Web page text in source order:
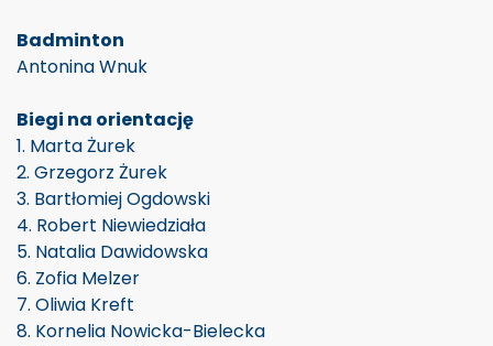
Badminton
Antonina Wnuk
Biegi na orientację
1. Marta Żurek
2. Grzegorz Żurek
3. Bartłomiej Ogdowski
4. Robert Niewiedziała
5. Natalia Dawidowska
6. Zofia Melzer
7. Oliwia Kreft
8. Kornelia Nowicka-Bielecka